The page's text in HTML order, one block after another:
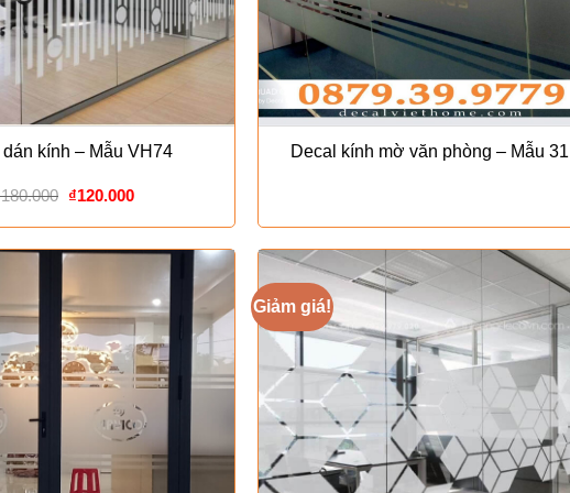
dán kính – Mẫu VH74
180.000 Giá
là:
₫180.000.
₫120.000Giá
tại
là:
₫120.000.
Decal kính mờ văn phòng – Mẫu 31
Giảm giá!